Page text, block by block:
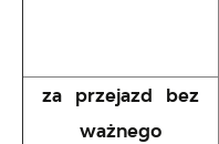
za przejazd bez
ważnego